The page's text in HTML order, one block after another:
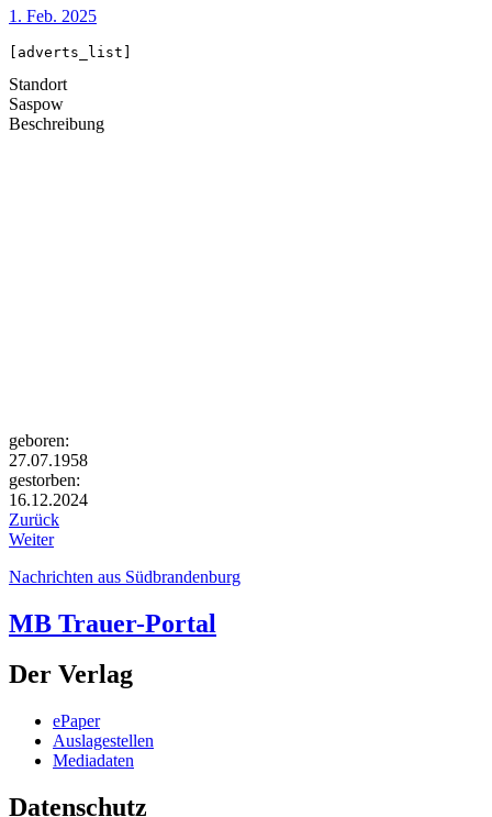
1. Feb. 2025
[adverts_list]
Standort
Saspow
Beschreibung
geboren:
27.07.1958
gestorben:
16.12.2024
Zurück
Weiter
Nachrichten aus Südbrandenburg
MB Trauer-Portal
Der Verlag
ePaper
Auslagestellen
Mediadaten
Datenschutz